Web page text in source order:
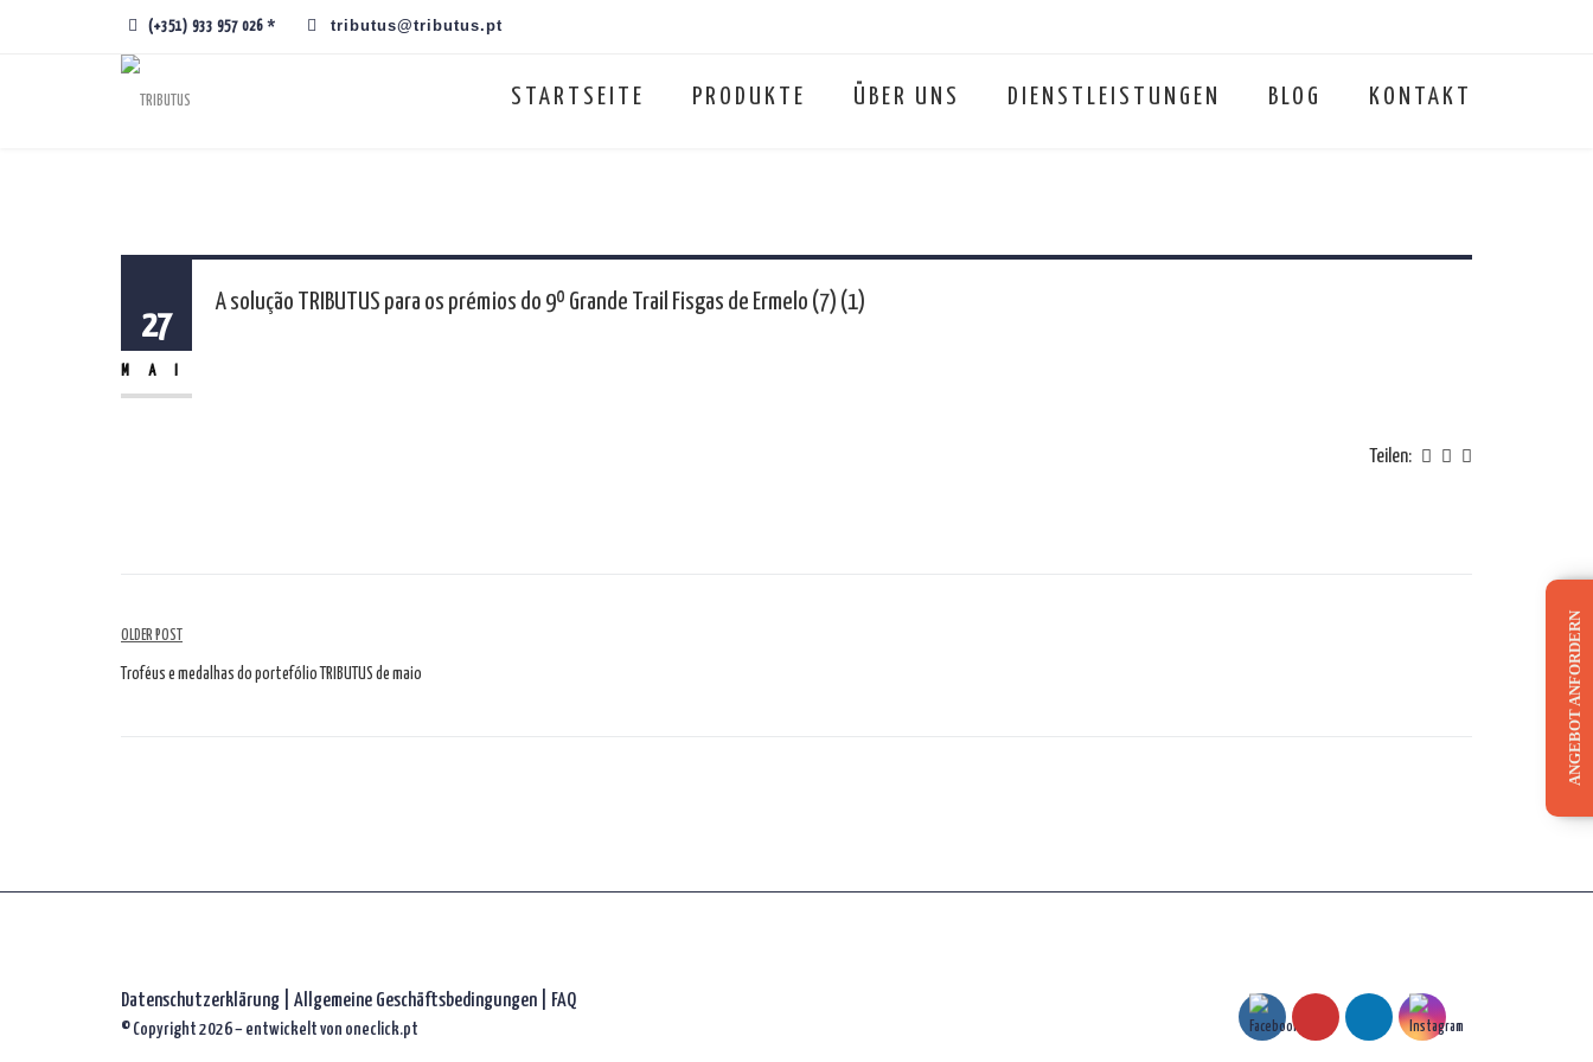
(+351) 933 957 026 * tributus@tributus.pt
STARTSEITE PRODUKTE ÜBER UNS DIENSTLEISTUNGEN BLOG KONTAKT
27
MAI
A solução TRIBUTUS para os prémios do 9º Grande Trail Fisgas de Ermelo (7) (1)
Teilen:
Artikelübersicht
OLDER POST
Troféus e medalhas do portefólio TRIBUTUS de maio
Datenschutzerklärung Allgemeine Geschäftsbedingungen | FAQ
© Copyright 2026 – entwickelt von oneclick.pt
ANGEBOT ANFORDERN